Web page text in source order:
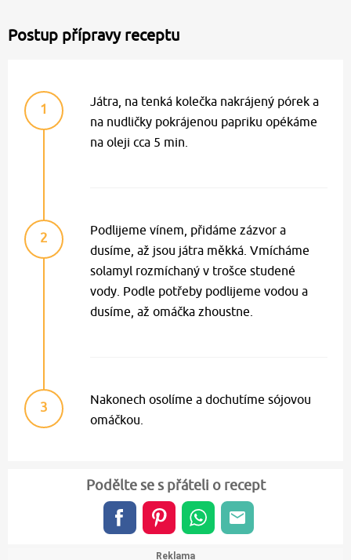
Postup přípravy receptu
1
Játra, na tenká kolečka nakrájený pórek a
na nudličky pokrájenou papriku opékáme
na oleji cca 5 min.
2
Podlijeme vínem, přidáme zázvor a
dusíme, až jsou játra měkká. Vmícháme
solamyl rozmíchaný v trošce studené
vody. Podle potřeby podlijeme vodou a
dusíme, až omáčka zhoustne.
3
Nakonech osolíme a dochutíme sójovou
omáčkou.
Podělte se s přáteli o recept